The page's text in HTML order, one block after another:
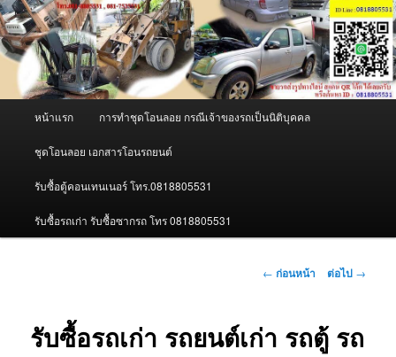
หน้าแรก การทำชุดโอนลอย กรณีเจ้าของรถเป็นนิติบุคคล
ชุดโอนลอย เอกสารโอนรถยนต์
รับซื้อตู้คอนเทนเนอร์ โทร.0818805531
รับซื้อรถเก่า รับซื้อซากรถ โทร 0818805531
เมนู
← ก่อนหน้า ต่อไป →
รับซื้อรถเก่า รถยนต์เก่า รถตู้ รถ